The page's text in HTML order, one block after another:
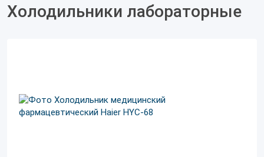
Холодильники лабораторные